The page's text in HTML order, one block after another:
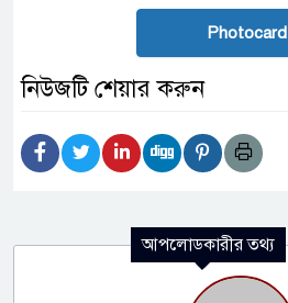
Photocard
নিউজটি শেয়ার করুন
আপলোডকারীর তথ্য